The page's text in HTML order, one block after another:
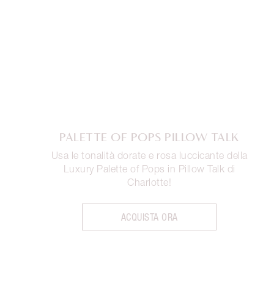
PALETTE OF POPS PILLOW TALK
Usa le tonalità dorate e rosa luccicante della
Luxury Palette of Pops in Pillow Talk di
Charlotte!
ACQUISTA ORA